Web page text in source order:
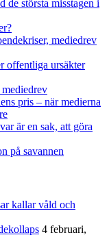
de största misstagen i
mediedrev
offentliga ursäkter
pris – när medierna
är en sak, att göra
på savannen
kallar våld och
4 februari,